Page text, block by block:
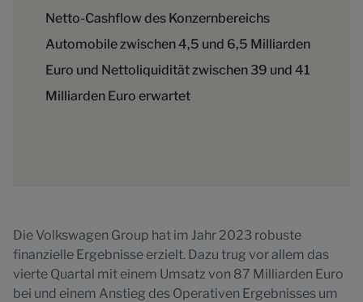
Netto-Cashflow des Konzernbereichs
Automobile zwischen 4,5 und 6,5 Milliarden
Euro und Nettoliquidität zwischen 39 und 41
Milliarden Euro erwartet
Die Volkswagen Group hat im Jahr 2023 robuste
finanzielle Ergebnisse erzielt. Dazu trug vor allem das
vierte Quartal mit einem Umsatz von 87 Milliarden Euro
bei und einem Anstieg des Operativen Ergebnisses um